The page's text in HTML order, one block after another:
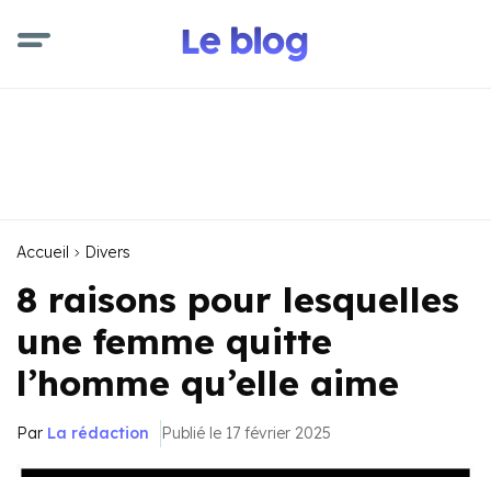
Accueil Divers
8 raisons pour lesquelles
une femme quitte
l’homme qu’elle aime
Par La rédaction Publié le 17 février 2025